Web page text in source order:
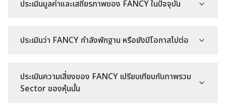
ประเมินมูลค่าและเสถียรภาพของ FANCY ในปัจจุบัน
ประเมินว่า FANCY กำลังพักฐาน หรือยังมีโอกาสไปต่อ
ประเมินความเสี่ยงของ FANCY เปรียบเทียบกับภาพรวม
Sector ของหุ้นนั้น